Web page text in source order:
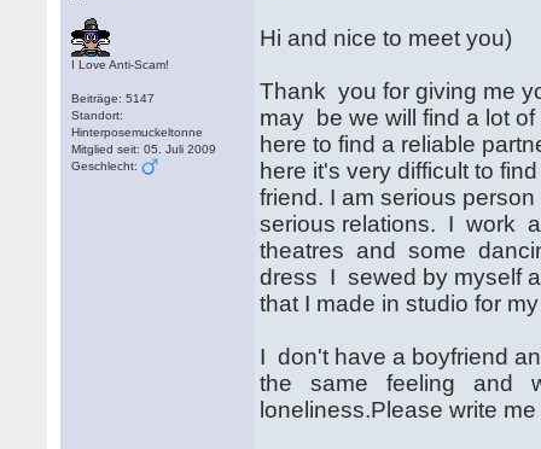
I Love Anti-Scam!
Beiträge: 5147
Standort:
Hinterposemuckeltonne
Mitglied seit: 05. Juli 2009
Geschlecht:
Hi and nice to meet you)
Thank you for giving me
may be we will find a lot
here to find a reliable
here it's very difficult to
friend. I am serious
serious relations. I work
theatres and some
dress I sewed by myself
that I made in studio for
I don't have a boyfriend
the same feeling and
loneliness.Please write